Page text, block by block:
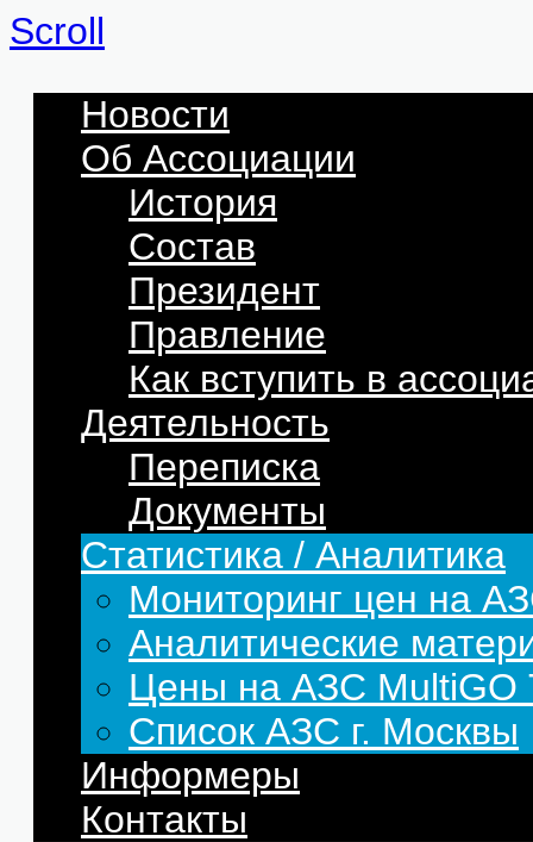
Scroll
Новости
Об Ассоциации
История
Состав
Президент
Правление
Как вступить в
Деятельность
Переписка
Документы
Статистика / Аналитика
Мониторинг цен на
Аналитические
Цены на АЗС
Список АЗС г. Москвы
Информеры
Контакты